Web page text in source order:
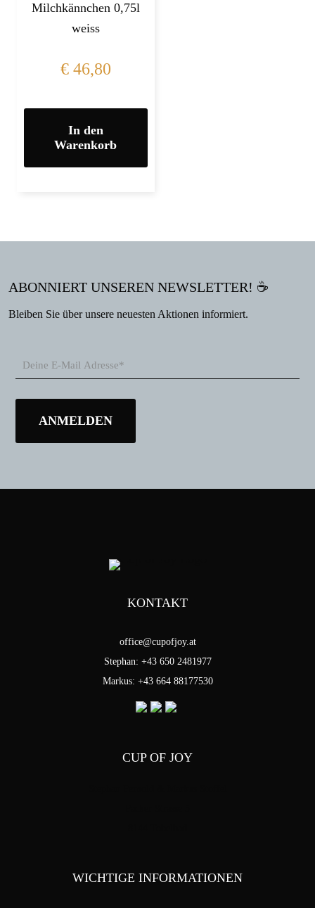
Milchkännchen 0,75l
weiss
€46,80
In den
Warenkorb
ABONNIERT UNSEREN NEWSLETTER! ☕
Bleiben Sie über unsere neuesten Aktionen informiert.
KONTAKT
office@cupofjoy.at
Stephan: +43 650 2481977
Markus: +43 664 88177530
CUP OF JOY
WICHTIGE INFORMATIONEN